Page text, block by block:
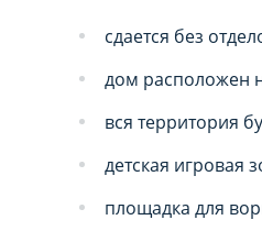
сдается без
дом расположен
вся территория
детская
площадка для